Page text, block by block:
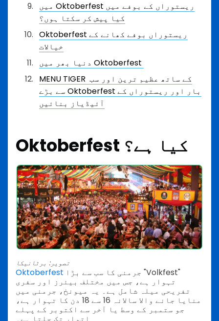
میں Oktoberfest ریستوراں کے بوفے میں
کیا پیش کر سکتا ہوں؟
Oktoberfest ریستوراں بوفے کھانے کے
خیالات
دنیا بھر میں Oktoberfest
MENU TIGER کے ساتھ عظیم ترین اور سب
سے بڑے Oktoberfest بار اور ریستوراں کے
آئیڈیاز بنائیں
Oktoberfest کیا ہے؟
تصویر: برٹانیکا
Oktoberfest
تہوار ہے، جس میں مختلف بیئرز اور سفری
تفریحی میلہ شامل ہے۔ یہ میونخ، جرمنی میں
منایا جانے والا سالانہ 16 سے 18 دن کا تہوار ہے،
جو ستمبر کے وسط یا آخر سے اکتوبر کے پہلے